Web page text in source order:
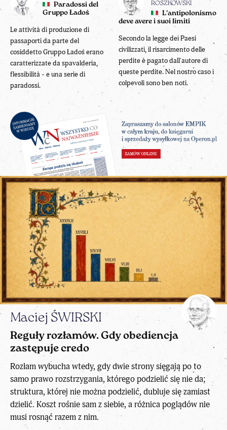
Paradossi del
Gruppo Ładoś
Le attività di produzione di
passaporti da parte del
cosiddetto Gruppo Ładoś erano
caratterizzate da spavalderia,
flessibilità - e una serie di
paradossi.
ROSZKOWSKI
L'antipolonismo
deve avere i suoi limiti
Secondo la legge dei Paesi
civilizzati, il risarcimento delle
perdite è pagato dall'autore di
queste perdite. Nel nostro caso i
colpevoli sono ben noti.
Maciej ŚWIRSKI
Reguły rozłamów. Gdy obediencja
zastępuje credo
Rozłam wybucha wtedy, gdy dwie strony sięgają po to
samo prawo rozstrzygania, którego podzielić się nie da;
struktura, której nie można podzielić, dubluje się zamiast
dzielić. Koszt rośnie sam z siebie, a różnica poglądów nie
musi rosnąć razem z nim.